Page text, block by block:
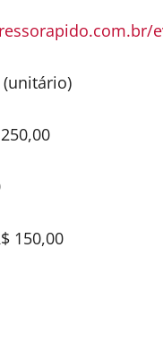
(unitário)
150,00